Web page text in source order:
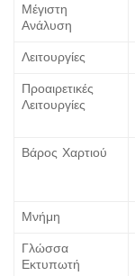
Μέγιστη
Ανάλυση
Λειτουργίες
Προαιρετικές
Λειτουργίες
Βάρος Χαρτιού
Μνήμη
Γλώσσα
Εκτυπωτή